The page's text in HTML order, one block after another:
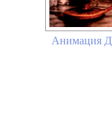
Анимация